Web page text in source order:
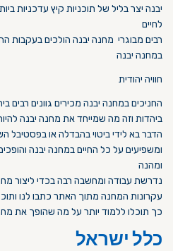
יבנה יצר בליל של תוכניות קיץ עדכניות
לחיים
במחנה יבנה
חוויה יהודית
החניכים במחנה יבנה מכירים גוונים רבים
ביהדות וזה מה שמייחד את מחנה יבנה
הדבר בא לידי ביטוי בהבדלה או בפסטיבל
ומשפיעים על כל החיים במחנה יבנה
ומהנה
נדרשת עבודה ומחשבה רבה בכדי ליצור
עקרונות המחנה מתוך האתר כתבו לנו
.כך תוכלו ללמוד יותר על מה שהופך את
כלל ישראל